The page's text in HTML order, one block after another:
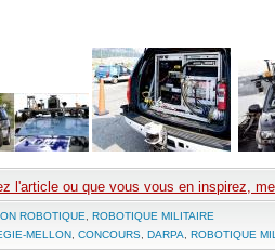
l'article ou que vous vous en inspirez,
ROBOTIQUE
ROBOTIQUE MILITAIRE
MELLON CONCOURS DARPA ROBOTIQUE